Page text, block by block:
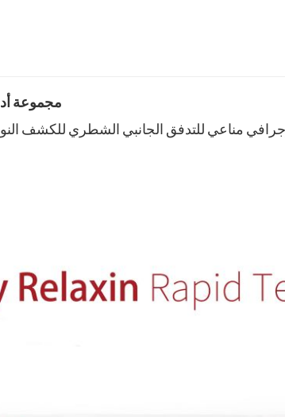
مجموعة
مناعي للتدفق الجانبي الشطري للكشف